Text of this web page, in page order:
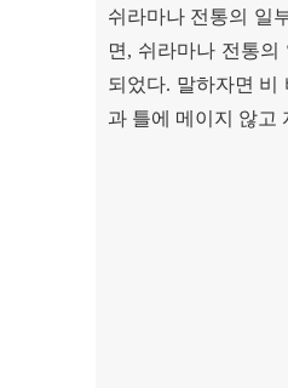
쉬라마나 전통의 일
면 , 쉬라마나 전통의
되었다. 말하자면 비
과 틀에 메이지 않고